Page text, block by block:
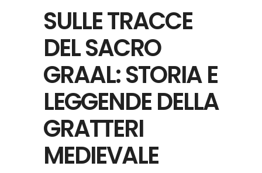
SULLE TRACCE
DEL SACRO
GRAAL: STORIA E
LEGGENDE DELLA
GRATTERI
MEDIEVALE